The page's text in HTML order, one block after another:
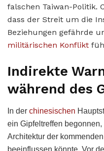
falschen Taiwan-Politik.
dass der Streit um die
Beziehungen gefährde
militärischen Konflikt
Indirekte
während des
In der chinesischen
ein Gipfeltreffen
Architektur der
beeinflussen könnte. Vor